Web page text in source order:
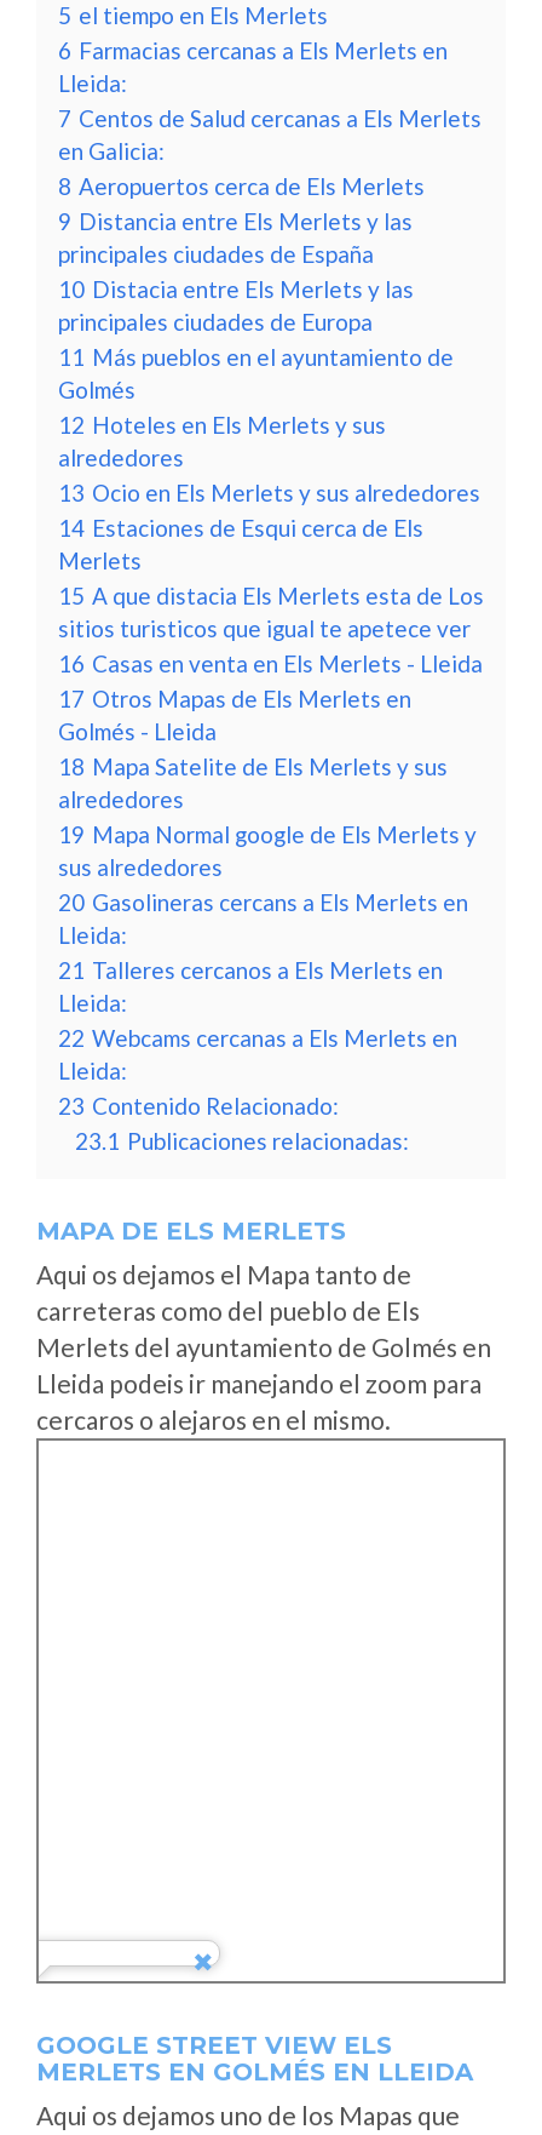
5 el tiempo en Els Merlets
6 Farmacias cercanas a Els Merlets en
Lleida:
7 Centos de Salud cercanas a Els Merlets
en Galicia:
8 Aeropuertos cerca de Els Merlets
9 Distancia entre Els Merlets y las
principales ciudades de España
10 Distacia entre Els Merlets y las
principales ciudades de Europa
11 Más pueblos en el ayuntamiento de
Golmés
12 Hoteles en Els Merlets y sus
alrededores
13 Ocio en Els Merlets y sus alrededores
14 Estaciones de Esqui cerca de Els
Merlets
15 A que distacia Els Merlets esta de Los
sitios turisticos que igual te apetece ver
16 Casas en venta en Els Merlets - Lleida
17 Otros Mapas de Els Merlets en
Golmés - Lleida
18 Mapa Satelite de Els Merlets y sus
alrededores
19 Mapa Normal google de Els Merlets y
sus alrededores
20 Gasolineras cercans a Els Merlets en
Lleida:
21 Talleres cercanos a Els Merlets en
Lleida:
22 Webcams cercanas a Els Merlets en
Lleida:
23 Contenido Relacionado:
23.1 Publicaciones relacionadas:
MAPA DE ELS MERLETS
Aqui os dejamos el Mapa tanto de
carreteras como del pueblo de Els
Merlets del ayuntamiento de Golmés en
Lleida podeis ir manejando el zoom para
cercaros o alejaros en el mismo.
GOOGLE STREET VIEW ELS
MERLETS EN GOLMÉS EN LLEIDA
Aqui os dejamos uno de los Mapas que